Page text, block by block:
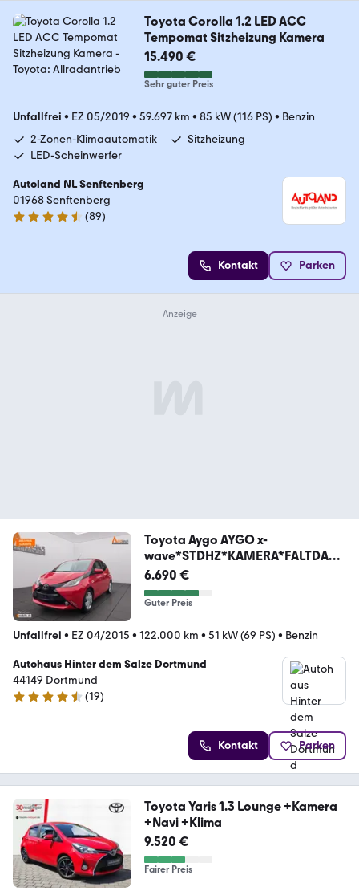
Toyota Corolla 1.2 LED ACC
Tempomat Sitzheizung Kamera
15.490 €
Sehr guter Preis
Unfallfrei • EZ 05/2019 • 59.697 km • 85 kW (116 PS) • Benzin
2-Zonen-Klimaautomatik
Sitzheizung
LED-Scheinwerfer
Autoland NL Senftenberg
01968 Senftenberg
4.7 Sterne
(89)
Kontakt Parken
Toyota Aygo AYGO x-
wave*STDHZ*KAMERA*FALTDAC
H
6.690 €
Guter Preis
Unfallfrei • EZ 04/2015 • 122.000 km • 51 kW (69 PS) • Benzin
Autohaus Hinter dem Salze Dortmund
44149 Dortmund
4.4 Sterne
(19)
Kontakt Parken
Toyota Yaris 1.3 Lounge +Kamera
+Navi +Klima
9.520 €
Fairer Preis